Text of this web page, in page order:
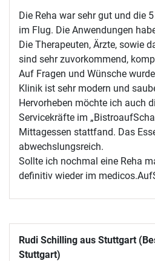
Die Reha war sehr gut und die
im Flug. Die Anwendungen
Die Therapeuten, Ärzte, sowie
sind sehr zuvorkommend,
Auf Fragen und Wünsche
Klinik ist sehr modern und
Hervorheben möchte ich auch
Servicekräfte im
Mittagessen stattfand. Das
abwechslungsreich.
Sollte ich nochmal eine Reha
definitiv wieder im
Rudi Schilling aus Stuttgart
Stuttgart)